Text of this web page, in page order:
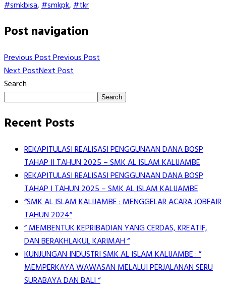
#smkbisa,#smkpk,#tkr
Post navigation
Previous PostPrevious Post
Next PostNext Post
Search
Search
Recent Posts
REKAPITULASI REALISASI PENGGUNAAN DANA BOSP
TAHAP II TAHUN 2025 – SMK AL ISLAM KALIJAMBE
REKAPITULASI REALISASI PENGGUNAAN DANA BOSP
TAHAP I TAHUN 2025 – SMK AL ISLAM KALIJAMBE
“SMK AL ISLAM KALIJAMBE : MENGGELAR ACARA JOBFAIR
TAHUN 2024”
” MEMBENTUK KEPRIBADIAN YANG CERDAS, KREATIF,
DAN BERAKHLAKUL KARIMAH “
KUNJUNGAN INDUSTRI SMK AL ISLAM KALIJAMBE : ”
MEMPERKAYA WAWASAN MELALUI PERJALANAN SERU
SURABAYA DAN BALI “